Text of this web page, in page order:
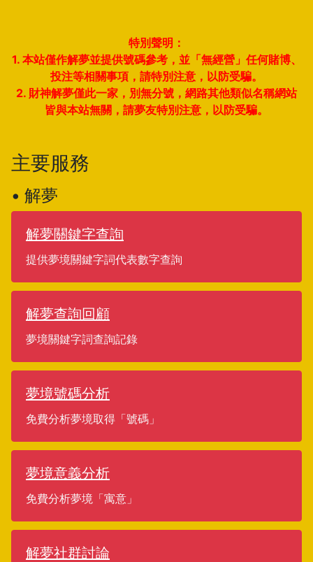
特別聲明：
1. 本站僅作解夢並提供號碼參考，並「無經營」任何賭博、
投注等相關事項，請特別注意，以防受騙。
2. 財神解夢僅此一家，別無分號，網路其他類似名稱網站
皆與本站無關，請夢友特別注意，以防受騙。
主要服務
• 解夢
解夢關鍵字查詢
提供夢境關鍵字詞代表數字查詢
解夢查詢回顧
夢境關鍵字詞查詢記錄
夢境號碼分析
免費分析夢境取得「號碼」
夢境意義分析
免費分析夢境「寓意」
解夢社群討論